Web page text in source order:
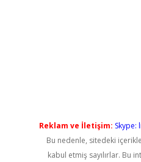
Reklam ve İletişim: Skype:
Bu nedenle, sitedeki
kabul etmiş sayılırlar. Bu